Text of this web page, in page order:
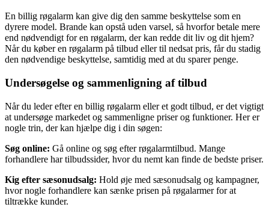
En billig røgalarm kan give dig den samme beskyttelse som en
dyrere model. Brande kan opstå uden varsel, så hvorfor betale mere
end nødvendigt for en røgalarm, der kan redde dit liv og dit hjem?
Når du køber en røgalarm på tilbud eller til nedsat pris, får du stadig
den nødvendige beskyttelse, samtidig med at du sparer penge.
Undersøgelse og sammenligning af tilbud
Når du leder efter en billig røgalarm eller et godt tilbud, er det vigtigt
at undersøge markedet og sammenligne priser og funktioner. Her er
nogle trin, der kan hjælpe dig i din søgen:
Søg online: Gå online og søg efter røgalarmtilbud. Mange
forhandlere har tilbudssider, hvor du nemt kan finde de bedste priser.
Kig efter sæsonudsalg: Hold øje med sæsonudsalg og kampagner,
hvor nogle forhandlere kan sænke prisen på røgalarmer for at
tiltrække kunder.